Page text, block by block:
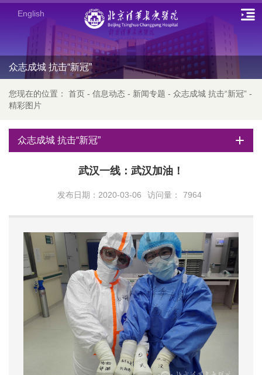
English
众志成城 抗击“新冠”
您现在的位置： 首页 - 信息动态 - 新闻专题 - 众志成城 抗击“新冠” -
精彩图片
众志成城 抗击“新冠”
武汉一线：武汉加油！
发布日期：2020-03-06 访问量： 7964